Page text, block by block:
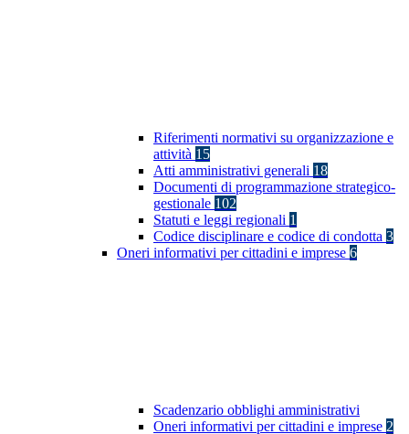
Riferimenti normativi su organizzazione e
attività 15
Atti amministrativi generali 18
Documenti di programmazione strategico-
gestionale 102
Statuti e leggi regionali 1
Codice disciplinare e codice di condotta 3
Oneri informativi per cittadini e imprese 6
Scadenzario obblighi amministrativi
Oneri informativi per cittadini e imprese 2